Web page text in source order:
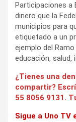
Participaciones a
dinero que la
municipios para
etiquetado a un
ejemplo del
educación,
¿Tienes una
compartir?
55 8056 9131.
Sigue a Uno TV